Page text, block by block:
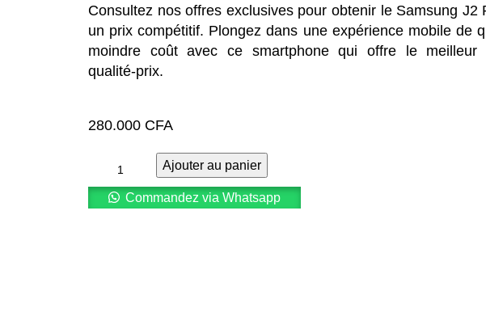
Consultez nos offres exclusives pour obtenir le Samsung J2
un prix compétitif. Plongez dans une expérience mobile de
moindre coût avec ce smartphone qui offre le meilleur
qualité-prix.
280.000 CFA
Ajouter au panier
Commandez via Whatsapp